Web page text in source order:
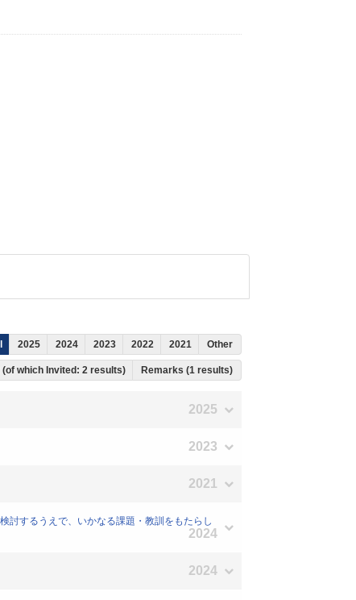
2025 2024 2023 2022 2021 Other
which Invited: 2 results) Remarks (1 results)
2025
2023
2021
討するうえで、いかなる課題・教訓をもたらし
2024
2024